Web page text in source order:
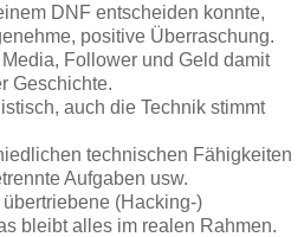
DNF entscheiden konnte,
positive Überraschung.
Follower und Geld damit
Geschichte.
auch die Technik stimmt
technischen Fähigkeiten
Aufgaben usw.
(Hacking-)
bleibt alles im realen Rahmen.